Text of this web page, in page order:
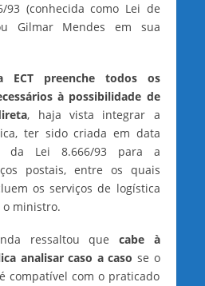
93 (conhecida como Lei de
Gilmar Mendes em sua
ECT preenche todos os
à possibilidade de
, haja vista integrar a
ter sido criada em data
da Lei 8.666/93 para a
postais, entre os quais
os serviços de logística
o ministro.
ressaltou que cabe à
analisar caso a caso se o
compatível com o praticado